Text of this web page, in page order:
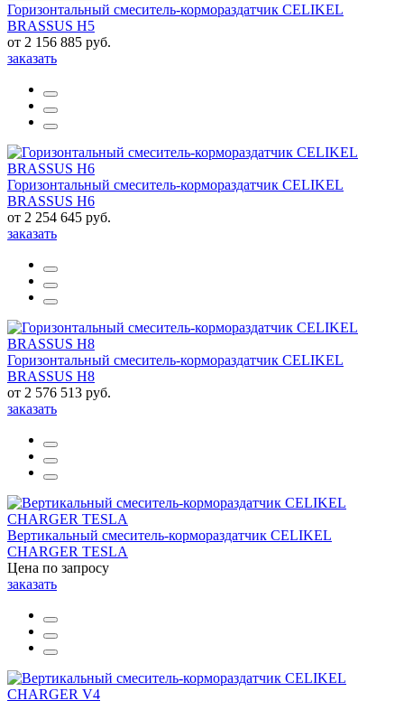
Горизонтальный смеситель-кормораздатчик CELIKEL
BRASSUS H5
от 2 156 885 руб.
заказать
Горизонтальный смеситель-кормораздатчик CELIKEL
BRASSUS H6
от 2 254 645 руб.
заказать
Горизонтальный смеситель-кормораздатчик CELIKEL
BRASSUS H8
от 2 576 513 руб.
заказать
Вертикальный смеситель-кормораздатчик CELIKEL
CHARGER TESLA
Цена по запросу
заказать